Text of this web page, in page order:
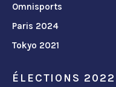
Omnisports
Paris 2024
Tokyo 2021
ÉLECTIONS 2022